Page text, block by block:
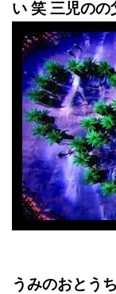
い 笑 三児のの
うみのおとう